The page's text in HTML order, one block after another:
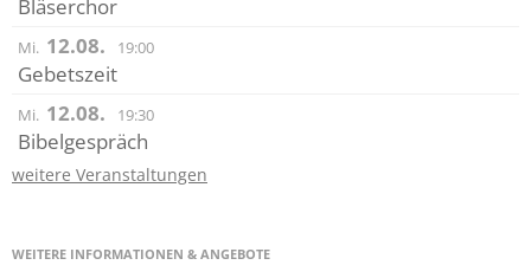
Bläserchor
Mi. 12.08. 19:00
Gebetszeit
Mi. 12.08. 19:30
Bibelgespräch
weitere Veranstaltungen
WEITERE INFORMATIONEN & ANGEBOTE